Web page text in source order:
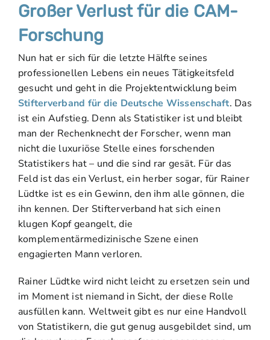
Großer Verlust für die CAM-
Forschung
Nun hat er sich für die letzte Hälfte seines
professionellen Lebens ein neues Tätigkeitsfeld
gesucht und geht in die Projektentwicklung beim
Stifterverband für die Deutsche Wissenschaft. Das
ist ein Aufstieg. Denn als Statistiker ist und bleibt
man der Rechenknecht der Forscher, wenn man
nicht die luxuriöse Stelle eines forschenden
Statistikers hat – und die sind rar gesät. Für das
Feld ist das ein Verlust, ein herber sogar, für Rainer
Lüdtke ist es ein Gewinn, den ihm alle gönnen, die
ihn kennen. Der Stifterverband hat sich einen
klugen Kopf geangelt, die
komplementärmedizinische Szene einen
engagierten Mann verloren.
Rainer Lüdtke wird nicht leicht zu ersetzen sein und
im Moment ist niemand in Sicht, der diese Rolle
ausfüllen kann. Weltweit gibt es nur eine Handvoll
von Statistikern, die gut genug ausgebildet sind, um